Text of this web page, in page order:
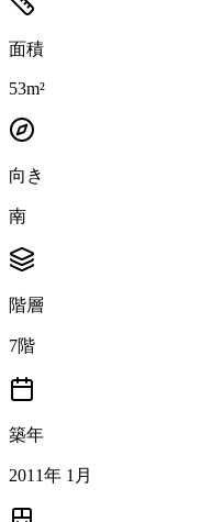
面積
53m²
向き
南
階層
7階
築年
2011年 1月